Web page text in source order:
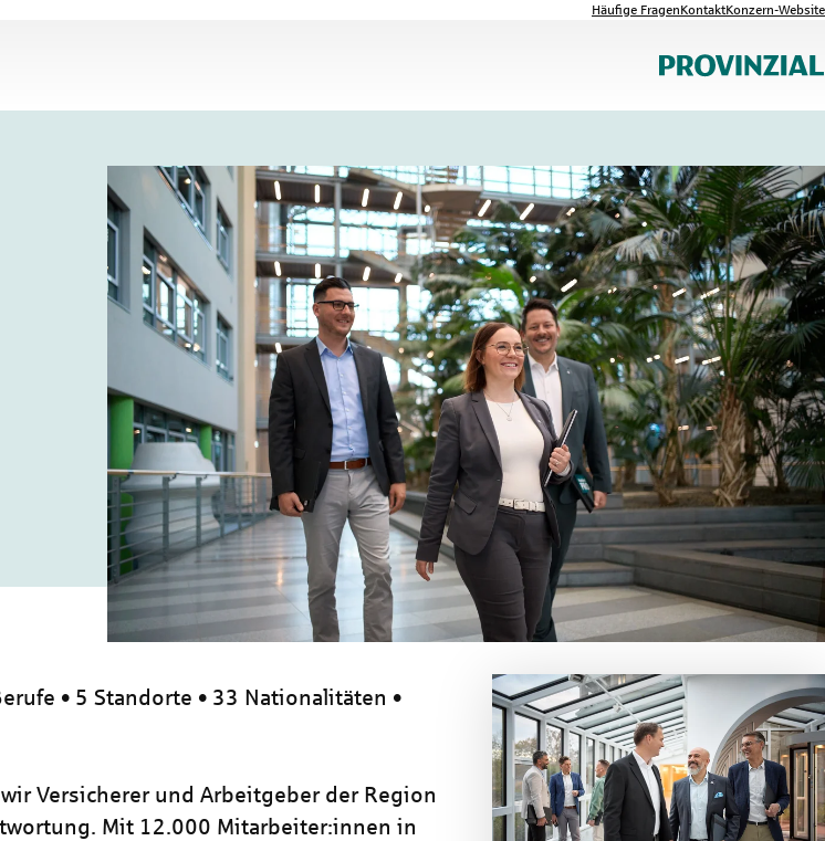
Häufige FragenKontaktKonzern-Website
• 5 Standorte • 33 Nationalitäten •
Versicherer und Arbeitgeber der Region
Mit 12.000 Mitarbeiter:innen in